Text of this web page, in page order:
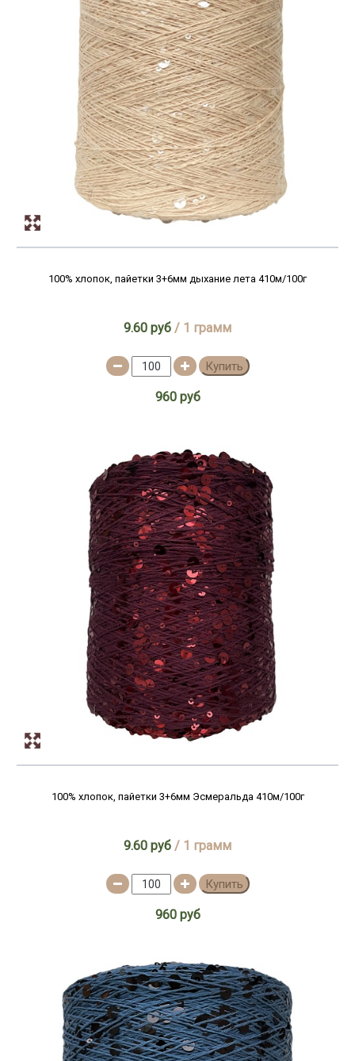
100% хлопок, пайетки 3+6мм дыхание лета 410м/100г
9.60 руб / 1 грамм
Купить
960 руб
100% хлопок, пайетки 3+6мм Эсмеральда 410м/100г
9.60 руб / 1 грамм
Купить
960 руб